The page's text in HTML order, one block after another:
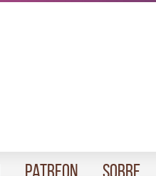
Patreon Sobre